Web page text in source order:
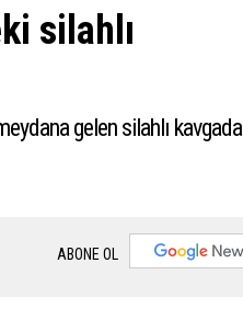
silahlı
gelen silahlı kavgada
ABONE OL